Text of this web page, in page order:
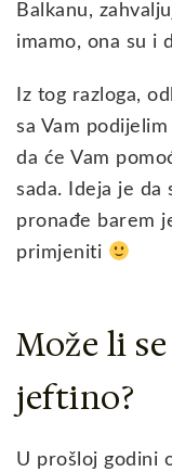
Balkanu,
imamo, ona su i
Iz tog razloga,
sa Vam
da će Vam
sada. Ideja je da
pronađe barem
primjeniti
Može li
jeftino?
U prošloj godini